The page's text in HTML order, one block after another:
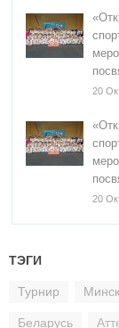
20
20
ТЭГИ
Турнир Минск
Беларусь